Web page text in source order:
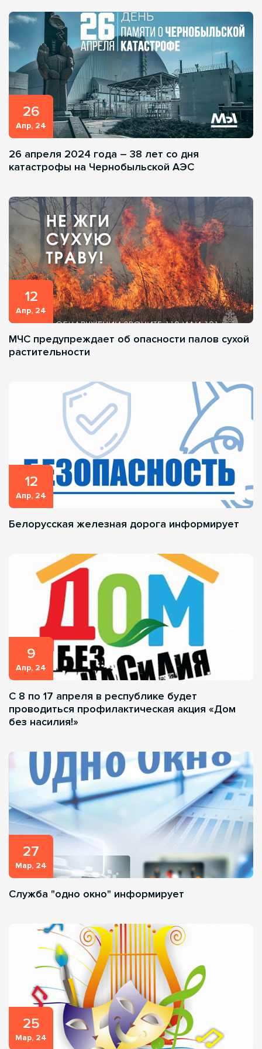
26
Апр, 24
26 апреля 2024 года – 38 лет со дня
катастрофы на Чернобыльской АЭС
12
Апр, 24
МЧС предупреждает об опасности палов сухой
растительности
12
Апр, 24
Белорусская железная дорога информирует
9
Апр, 24
С 8 по 17 апреля в республике будет
проводиться профилактическая акция «Дом
без насилия!»
27
Мар, 24
Служба "одно окно" информирует
25
Мар, 24